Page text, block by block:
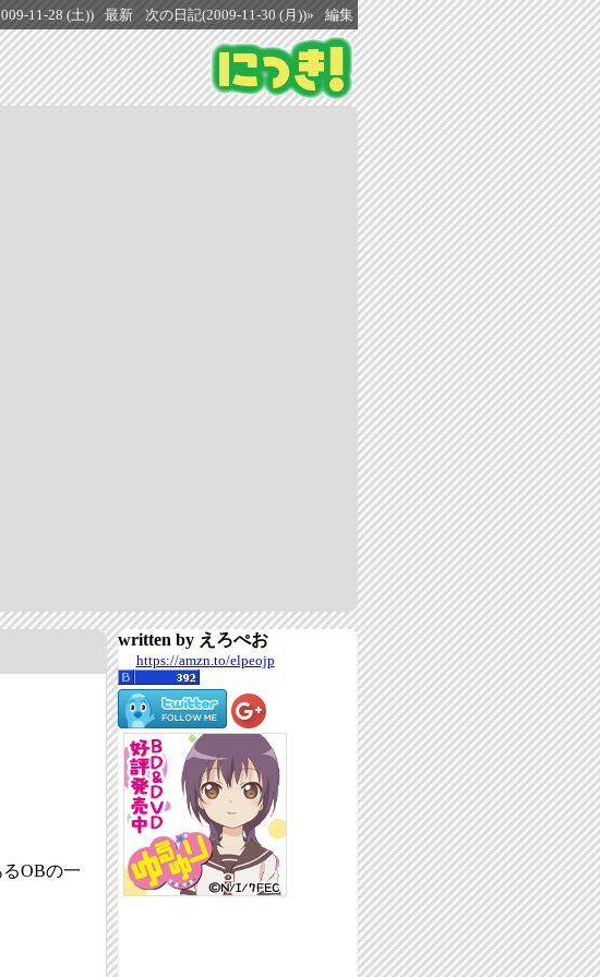
11-28 (土)) 最新 次の日記(2009-11-30 (月))» 編集
OBの一
written by えろぺお
https://amzn.to/elpeojp